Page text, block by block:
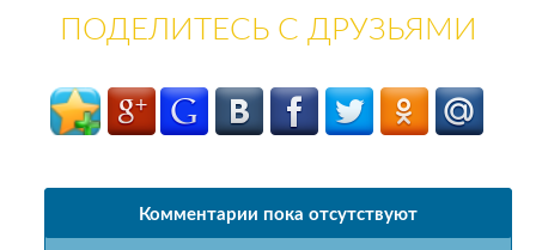
ПОДЕЛИТЕСЬ С ДРУЗЬЯМИ
Комментарии пока отсутствуют